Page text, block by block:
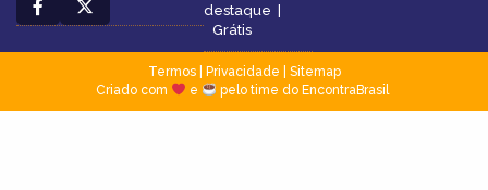
destaque |
Grátis
Termos| Privacidade
Sitemap
Criado com
e pelo time do EncontraBrasil